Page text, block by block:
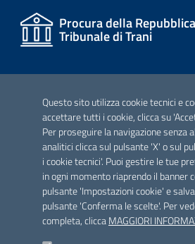
Questo sito utilizza cookie tecnici e
accettare tutti i cookie, clicca su
Per proseguire la navigazione senza
analitici clicca sul pulsante 'X' o sul
i cookie tecnici'. Puoi gestire le tue
in ogni momento riaprendo il banner
pulsante 'Impostazioni cookie' e
pulsante 'Conferma le scelte'. Per
completa, cliccaMAGGIORI
Procura della
Tribunale di Trani
I dati personali pubblicati sono riutilizzabili
previste dalla direttiva comunitaria 2003/
36/2006